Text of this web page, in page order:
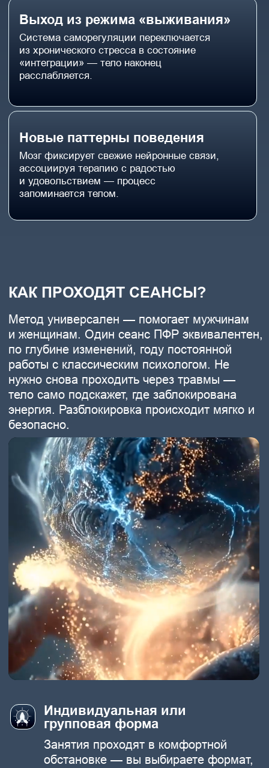
Любые ощущения и реакции
тела — это нормальная часть
процесса разблокировки
сеансов
со специалистом
Поддерживающие техники
и рекомендации — часть курса,
чтобы вы сохраняли результат
дома
ВАЖНО ЗНАТЬ!
ПФР помогает не только разобраться
с отдельными проблемами, но и в целом
восстанавлива я связь с собой, телом
и окружающим миром.
Появится ощущение внутренней опоры
и свободы быть собой
— вы перестанете “притягивать”
деструктивные сценарии
Улучшится качество сна и способность
расслабляться
Возникнет поток энергии,
радости и лёгкости
Уйдёт хроническая усталость и апатия
Уменьшится тревожность и страхи